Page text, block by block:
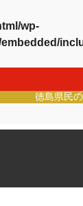
wp-
スタイルをご提